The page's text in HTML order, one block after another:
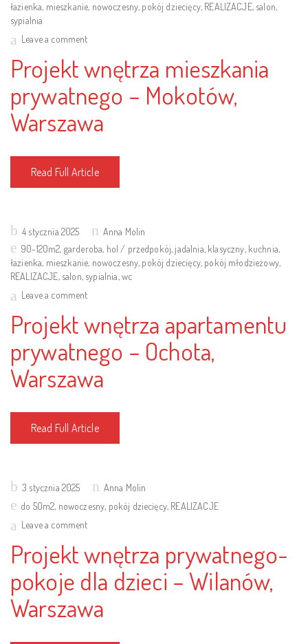
łazienka, mieszkanie, nowoczesny, pokój dziecięcy, REALIZACJE, salon,
sypialnia
Leave a comment
Projekt wnętrza mieszkania
prywatnego – Mokotów,
Warszawa
Read Full Article
Posted
on
4 stycznia 2025
Anna Molin
90-120m2, garderoba, hol / przedpokój, jadalnia, klasyczny, kuchnia,
łazienka, mieszkanie, nowoczesny, pokój dziecięcy, pokój młodzieżowy,
REALIZACJE, salon, sypialnia,wc
Leave a comment
Projekt wnętrza apartamentu
prywatnego – Ochota,
Warszawa
Read Full Article
Posted3 stycznia 2025
Anna Molin
do 50m2, nowoczesny, pokój dziecięcy, REALIZACJE
Leave a comment
Projekt wnętrza prywatnego-
pokoje dla dzieci – Wilanów,
Warszawa